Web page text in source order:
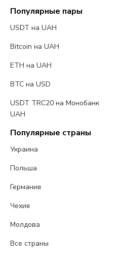
Популярные пары
USDT на UAH
Bitcoin на UAH
ETH на UAH
BTC на USD
USDT TRC20 на Монобанк
UAH
Популярные страны
Украина
Польша
Германия
Чехия
Молдова
Все страны